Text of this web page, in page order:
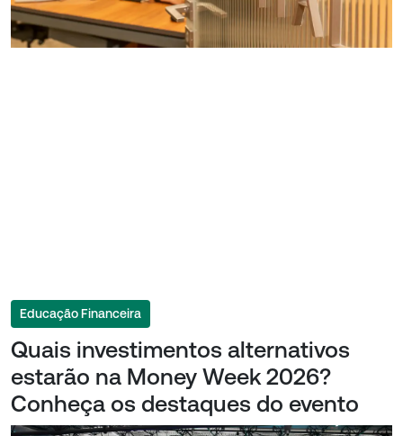
Educação Financeira
Quais investimentos alternativos
estarão na Money Week 2026?
Conheça os destaques do evento